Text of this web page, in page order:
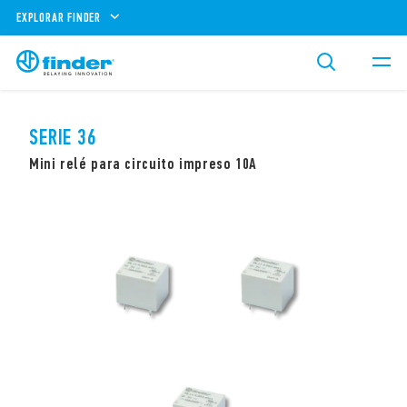
EXPLORAR FINDER
SERIE 36
Mini relé para circuito impreso 10A